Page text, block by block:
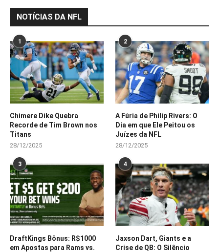
NOTÍCIAS DA NFL
1
Chimere Dike Quebra
Recorde de Tim Brown nos
Titans
28/12/2025
2
A Fúria de Philip Rivers: O
Dia em que Ele Peitou os
Juízes da NFL
28/12/2025
3
DraftKings Bônus: R$1000
em Apostas para Rams vs.
4
Jaxson Dart, Giants e a
Crise de QB: O Silêncio